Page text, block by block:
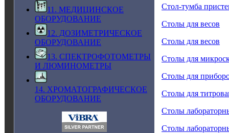
11. МЕДИЦИНСКОЕ
ОБОРУДОВАНИЕ
12. ДОЗИМЕТРИЧЕСКОЕ
ОБОРУДОВАНИЕ
13. СПЕКТРОФОТОМЕТРЫ
И ЛЮМИНОМЕТРЫ
14. ХРОМАТОГРАФИЧЕСКОЕ
ОБОРУДОВАНИЕ
Стол-тумба
Столы для весов
Столы для весов
Столы для
Столы для
Столы для
Столы
Столы